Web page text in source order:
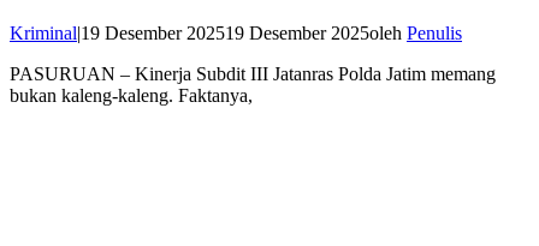
Kriminal|19 Desember 202519 Desember 2025oleh Penulis
PASURUAN – Kinerja Subdit III Jatanras Polda Jatim memang
bukan kaleng-kaleng. Faktanya,